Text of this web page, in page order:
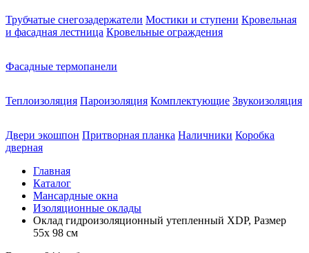
Трубчатые снегозадержатели Мостики и ступени Кровельная
и фасадная лестница Кровельные ограждения
Фасадные термопанели
Теплоизоляция Пароизоляция Комплектующие Звукоизоляция
Двери экошпон Притворная планка Наличники Коробка
дверная
Главная
Каталог
Мансардные окна
Изоляционные оклады
Оклад гидроизоляционный утепленный XDP, Размер
55х 98 см